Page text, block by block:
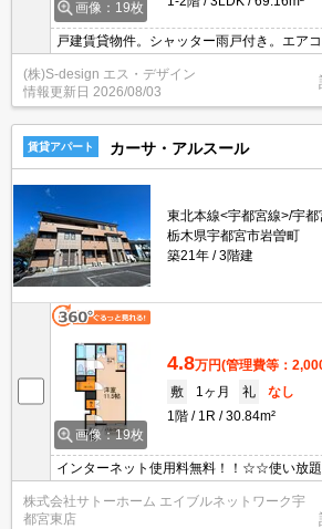
画像：19枚
戸建賃貸物件。シャッター雨戸付き。エア
付独立洗面台。追焚給湯。ＴＶインターホ
き。シューズボックス付き。玄関ドアダブル
(株)S-design エス・デザイン
情報更新日 2026/08/03
賃貸アパート カーサ・アルスール
東北本線<宇都宮線>/宇
栃木県宇都宮市岩曽町
築21年
3階建
画像：19枚
4.8万円(管理費等：
敷
1ヶ月 礼
なし
1階
1R 30.84m²
インターネット使用料無料！！☆☆使い放
株式会社サトーホーム エイブルネットワーク宇
都宮東店